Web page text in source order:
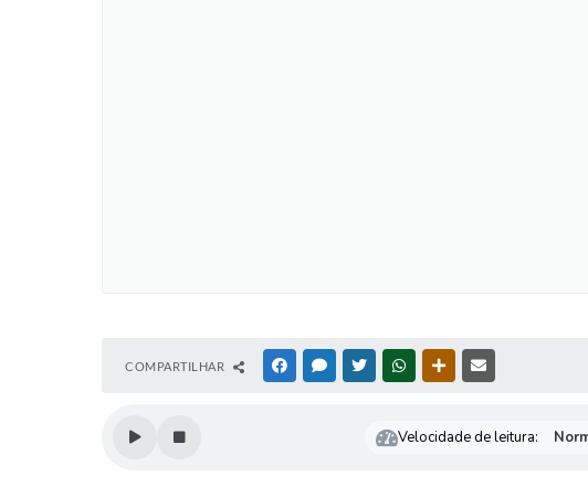
COMPARTILHAR FACEBOOKMESSENGER
TWITTERWHATSAPPOUTRAS MÍDIAS
Velocidade de leitura: